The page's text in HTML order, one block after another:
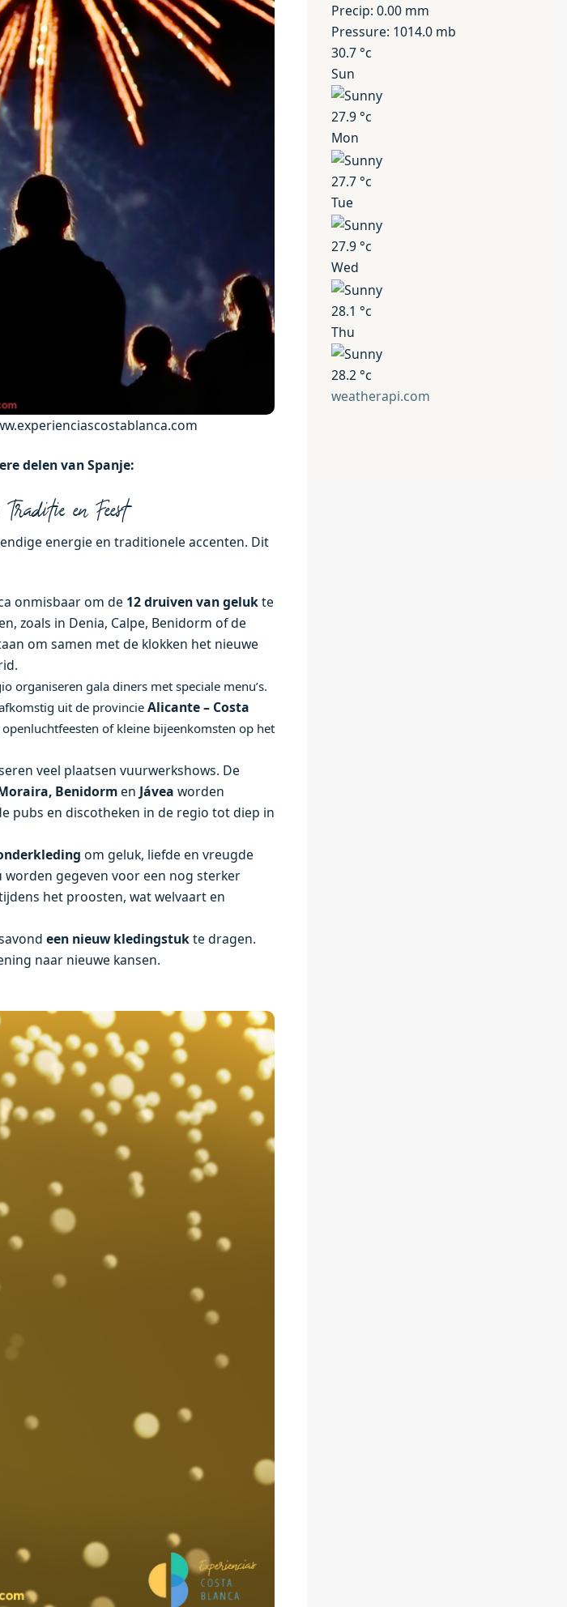
delen van Spanje:
en Feest
energie en traditionele accenten. Dit
onmisbaar om de 12 druiven van gelukte
zoals in Denia, Calpe, Benidorm of de
om samen met de klokken het nieuwe
organiseren gala diners met speciale menu’s.
uit de provincie Alicante – Costa
of kleine bijeenkomsten op het
veel plaatsen vuurwerkshows. De
Benidormen Jávea worden
pubs en discotheken in de regio tot diep in
om geluk, liefde en vreugde
gegeven voor een nog sterker
het proosten, wat welvaart en
een nieuw kledingstukte dragen.
naar nieuwe kansen.
Precip: 0.00 mm
Pressure: 1014.0 mb
30.7°c
Sun
27.9°c
Mon
27.7°c
Tue
27.9°c
Wed
28.1 °c
Thu
28.2°c
weatherapi.com